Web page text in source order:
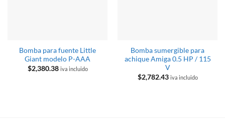
Bomba para fuente Little
Giant modelo P-AAA
$2,380.38 iva incluido
Bomba sumergible para
achique Amiga 0.5 HP / 115
V
$2,782.43 iva incluido